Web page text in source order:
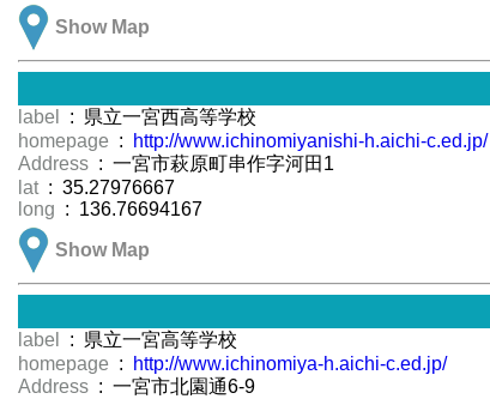
Show Map
label
: 県立一宮西高等学校
homepage :
http://www.ichinomiyanishi-h.aichi-c.ed.jp/
Address : 一宮市萩原町串作字河田1
lat : 35.27976667
long : 136.76694167
Show Map
label
: 県立一宮高等学校
homepage :
http://www.ichinomiya-h.aichi-c.ed.jp/
Address : 一宮市北園通6-9